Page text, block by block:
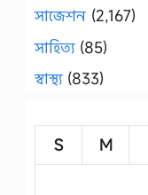
সাজেশন (2,167)
সাহিত্য(85)
স্বাস্থ্য(833)
S
M